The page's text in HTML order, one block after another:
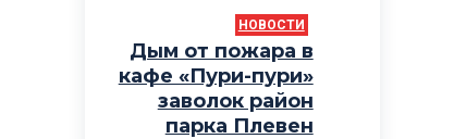
НОВОСТИ
Дым от пожара в
кафе «Пури-пури»
заволок район
парка Плевен